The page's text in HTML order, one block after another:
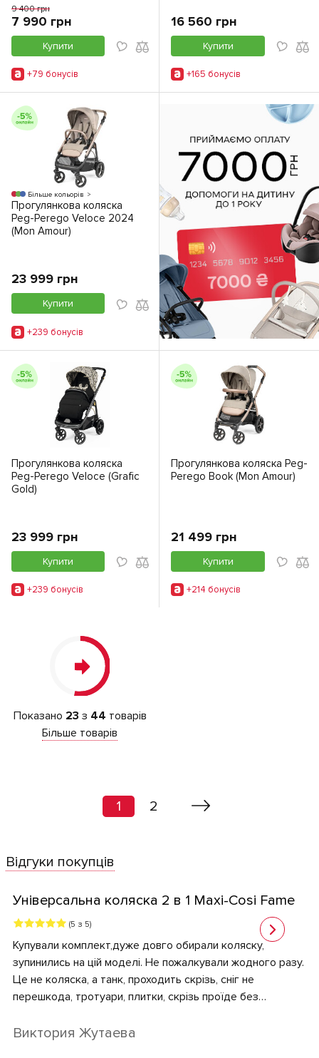
9 400 грн
7 990 грн
Купити
+79 бонусiв
16 560 грн
Купити
+165 бонусiв
Більше кольорів
Прогулянкова коляска
Peg-Perego Veloce 2024
(Mon Amour)
23 999 грн
Купити
+239 бонусiв
Прогулянкова коляска
Peg-Perego Veloce (Grafic
Gold)
23 999 грн
Купити
+239 бонусiв
Прогулянкова коляска Peg-
Perego Book (Mon Amour)
21 499 грн
Купити
+214 бонусiв
Показано 23 з 44 товарів
Більше товарів
1 2
Відгуки покупців
Універсальна коляска 2 в 1 Maxi-Cosi Fame
(5 з 5)
Купували комплект,дуже довго обирали коляску,
зупинились на цій моделі. Не пожалкували жодного разу.
Це не коляска, а танк, проходить скрізь, сніг не
перешкода, тротуари, плитки, скрізь проїде без
сайбекс , ця коляска фантастична. Хочу додати, що є
Виктория Жутаева